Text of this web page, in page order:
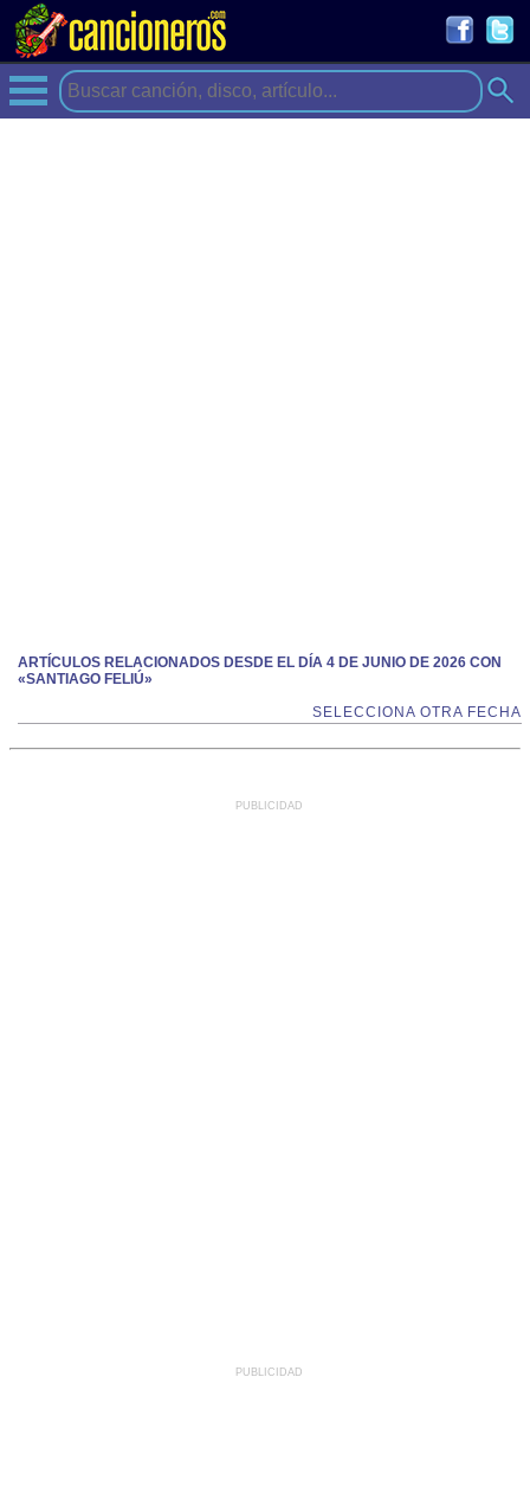
ARTÍCULOS RELACIONADOS DESDE EL DÍA 4 DE JUNIO DE 2026 CON
«SANTIAGO FELIÚ»
SELECCIONA OTRA FECHA
PUBLICIDAD
PUBLICIDAD